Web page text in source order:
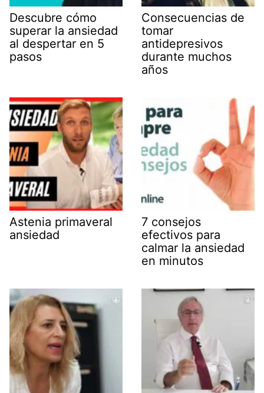
Descubre cómo
superar la ansiedad
al despertar en 5
pasos
Consecuencias de
tomar
antidepresivos
durante muchos
años
Astenia primaveral
ansiedad
7 consejos
efectivos para
calmar la ansiedad
en minutos